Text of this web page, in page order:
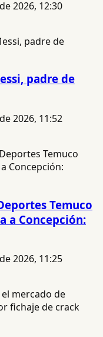
2026, 12:30
padre de
2026, 11:52
Temuco
a Concepción:
2026, 11:25